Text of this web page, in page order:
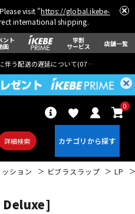
visit "https://global.ikebe-
international shipping.
ント
画
学割
サービス 店舗一覧
伴う配送の遅延について(07月29日
詳細検索
0
ション ビブラスラップ LP
Deluxe]